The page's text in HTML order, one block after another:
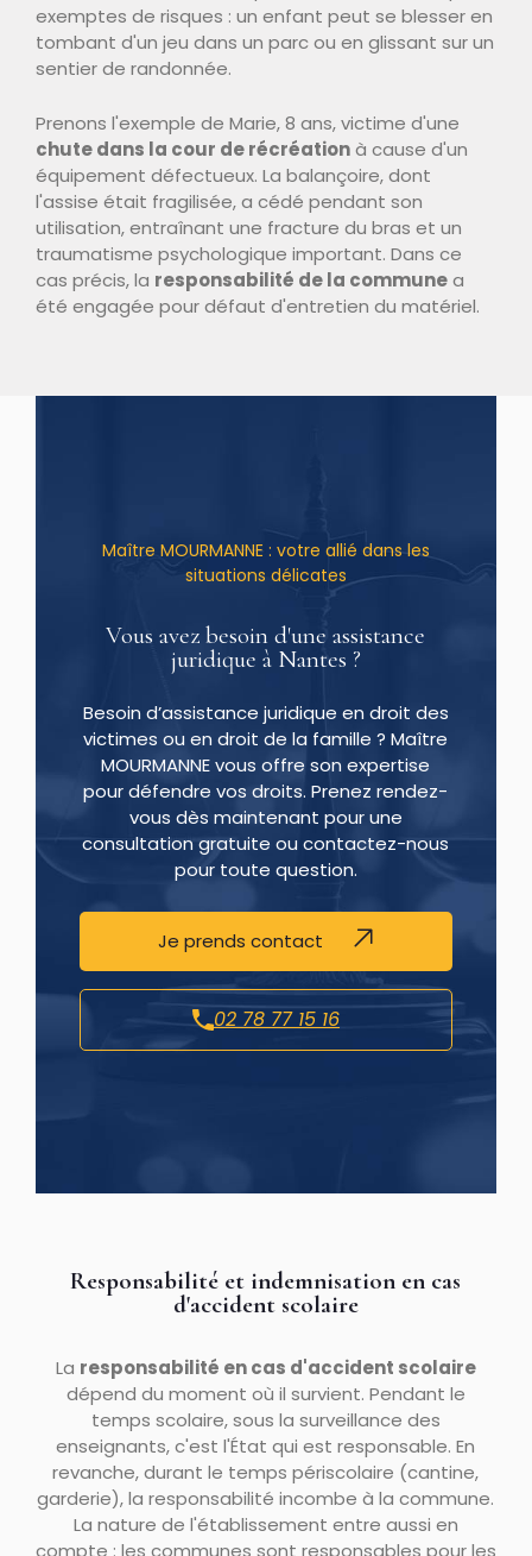
exemptes de risques : un enfant peut se blesser en
tombant d'un jeu dans un parc ou en glissant sur un
sentier de randonnée.
Prenons l'exemple de Marie, 8 ans, victime d'une
chute dans la cour de récréationà cause d'un
équipement défectueux. La balançoire, dont
l'assise était fragilisée, a cédé pendant son
utilisation, entraînant une fracture du bras et un
traumatisme psychologique important. Dans ce
cas précis, la responsabilité de la communea
été engagée pour défaut d'entretien du matériel.
Maître MOURMANNE : votre allié dans les
situations délicates
Vous avez besoin d'une assistance
juridique à Nantes ?
Besoin d’assistance juridique en droit des
victimes ou en droit de la famille ? Maître
MOURMANNE vous offre son expertise
pour défendre vos droits. Prenez rendez-
vous dès maintenant pour une
consultation gratuite ou contactez-nous
pour toute question.
Je prends contact
02 78 77 15 16
Responsabilité et indemnisation en cas
d'accident scolaire
La responsabilité en cas d'accident scolaire
dépend du moment où il survient. Pendant le
temps scolaire, sous la surveillance des
enseignants, c'est l'État qui est responsable. En
revanche, durant le temps périscolaire (cantine,
garderie), la responsabilité incombe à la commune.
La nature de l'établissement entre aussi en